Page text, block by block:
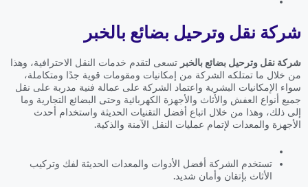
شركة نقل وترحيل بضائع بالخبر
شركة نقل وترحيل بضائع بالخبر تسعى لتقدم خدمات النقل الاحترافية، وهذا
من خلال ما تمتلكه الشركة من إمكانيات ومقومات قوية جدًا ومتكاملة،
سواء الإمكانيات البشرية واعتماد الشركة على عمالة فنية مدربة على نقل
جميع أنواع العفش والأثاث والأجهزة الكهربائية وحتى البضائع التجارية وما
إلى ذلك، وهذا من خلال اتباع أفضل التقنيات الحديثة واستخدام أحدث
الأجهزة والمعدات لإتمام عمليات النقل الآمنة والذكية.
تستخدم الشركة أفضل الأدوات والمعدات الحديثة لفك وتركيب
الأثاث بإتقان وأمان شديد.